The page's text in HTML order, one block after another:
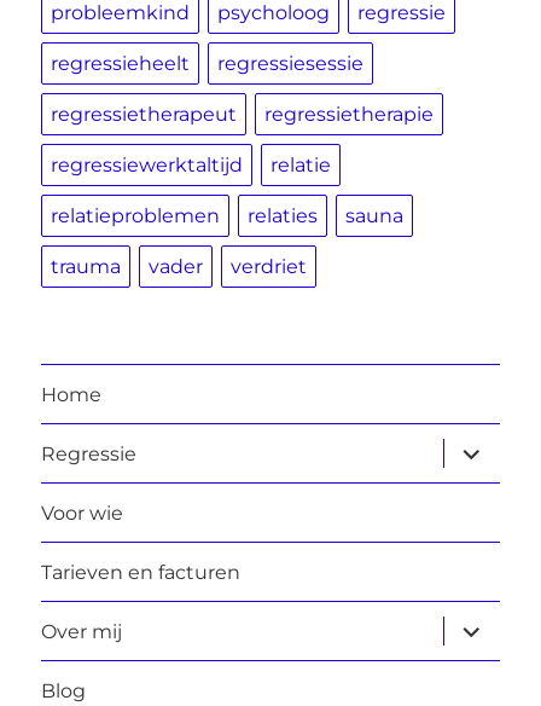
probleemkind psycholoog regressie
regressieheelt regressiesessie
regressietherapeut regressietherapie
regressiewerktaltijd relatie
relatieproblemen relaties sauna
trauma vader verdriet
Home
Regressie
Voor wie
Tarieven en facturen
Over mij
Blog